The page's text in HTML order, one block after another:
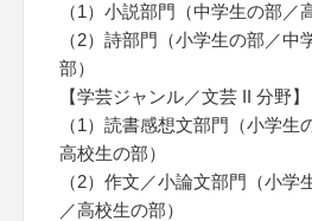
（1）小説部門（中学生の部／
（2）詩部門（小学生の部／中
部）
【学芸ジャンル／文芸 II 分野】
（1）読書感想文部門（小学生
高校生の部）
（2）作文／小論文部門（小学
／高校生の部）